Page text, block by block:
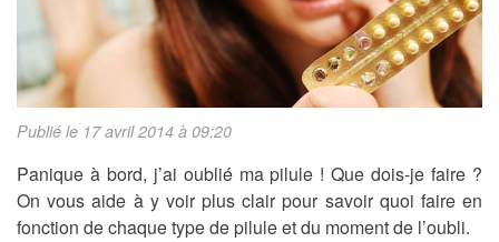
Publié le 17 avril 2014 à 09:20
Panique à bord, j’ai oublié ma pilule ! Que dois-je faire ?
On vous aide à y voir plus clair pour savoir quoi faire en
fonction de chaque type de pilule et du moment de l’oubli.